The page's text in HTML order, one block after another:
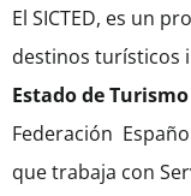
El SICTED, es un
destinos turísticos
Estado de Turismo
Federación
que trabaja con